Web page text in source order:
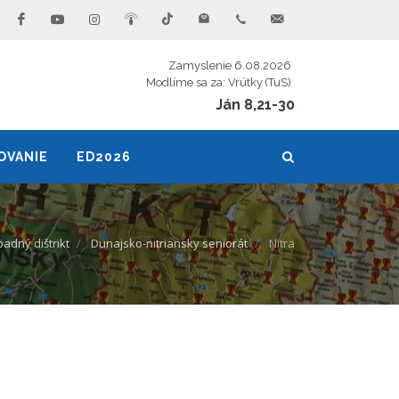
Zamyslenie 6.08.2026
Modlíme sa za: Vrútky (TuS)
Ján 8,21-30
ED2026
dištrikt Dunajsko-nitriansky seniorát Nitra